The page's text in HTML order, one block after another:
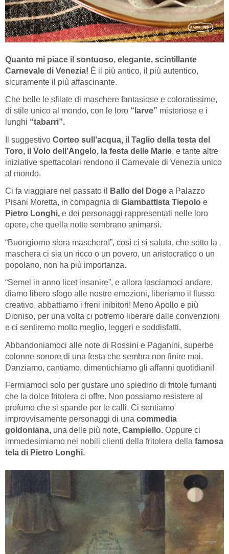
Quanto mi piace il sontuoso, elegante, scintillante
Carnevale di Venezia! È il più antico, il più autentico,
sicuramente il più affascinante.
Che belle le sfilate di maschere fantasiose e coloratissime,
di stile unico al mondo, con le loro “larve” misteriose e i
lunghi “tabarri”.
Il suggestivo Corteo sull’acqua, il Taglio della testa del
Toro, il Volo dell’Angelo, la festa delle Marie, e tante altre
iniziative spettacolari rendono il Carnevale di Venezia unico
al mondo.
Ci fa viaggiare nel passato il Ballo del Doge a Palazzo
Pisani Moretta, in compagnia di Giambattista Tiepolo e
Pietro Longhi, e dei personaggi rappresentati nelle loro
opere, che quella notte sembrano animarsi.
“Buongiorno siora maschera!”, così ci si saluta, che sotto la
maschera ci sia un ricco o un povero, un aristocratico o un
popolano, non ha più importanza.
“Semel in anno licet insanire”, e allora lasciamoci andare,
diamo libero sfogo alle nostre emozioni, liberiamo il flusso
creativo, abbattiamo i freni inibitori! Meno Apollo e più
Dioniso, per una volta ci potremo liberare dalle convenzioni
e ci sentiremo molto meglio, leggeri e soddisfatti.
Abbandoniamoci alle note di Rossini e Paganini, superbe
colonne sonore di una festa che sembra non finire mai.
Danziamo, cantiamo, dimentichiamo gli affanni quotidiani!
Fermiamoci solo per gustare uno spiedino di fritole fumanti
che la dolce fritolera ci offre. Non possiamo resistere al
profumo che si spande per le calli. Ci sentiamo
improvvisamente personaggi di una commedia
goldoniana, una delle più note, Campiello. Oppure ci
immedesimiamo nei nobili clienti della fritolera della famosa
tela di Pietro Longhi.